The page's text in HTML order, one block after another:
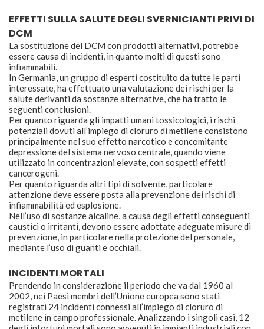
EFFETTI SULLA SALUTE DEGLI SVERNICIANTI PRIVI DI
DCM
La sostituzione del DCM con prodotti alternativi, potrebbe
essere causa di incidenti, in quanto molti di questi sono
infiammabili.
In Germania, un gruppo di esperti costituito da tutte le parti
interessate, ha effettuato una valutazione dei rischi per la
salute derivanti da sostanze alternative, che ha tratto le
seguenti conclusioni.
Per quanto riguarda gli impatti umani tossicologici, i rischi
potenziali dovuti all’impiego di cloruro di metilene consistono
principalmente nel suo effetto narcotico e concomitante
depressione del sistema nervoso centrale, quando viene
utilizzato in concentrazioni elevate, con sospetti effetti
cancerogeni.
Per quanto riguarda altri tipi di solvente, particolare
attenzione deve essere posta alla prevenzione dei rischi di
infiammabilità ed esplosione.
Nell’uso di sostanze alcaline, a causa degli effetti conseguenti
caustici o irritanti, devono essere adottate adeguate misure di
prevenzione, in particolare nella protezione del personale,
mediante l’uso di guanti e occhiali.
INCIDENTI MORTALI
Prendendo in considerazione il periodo che va dal 1960 al
2002, nei Paesi membri dell’Unione europea sono stati
registrati 24 incidenti connessi all’impiego di cloruro di
metilene in campo professionale. Analizzando i singoli casi, 12